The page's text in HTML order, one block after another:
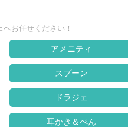
お任せください！
アメニティ
スプーン
ドラジェ
耳かき＆ぺん